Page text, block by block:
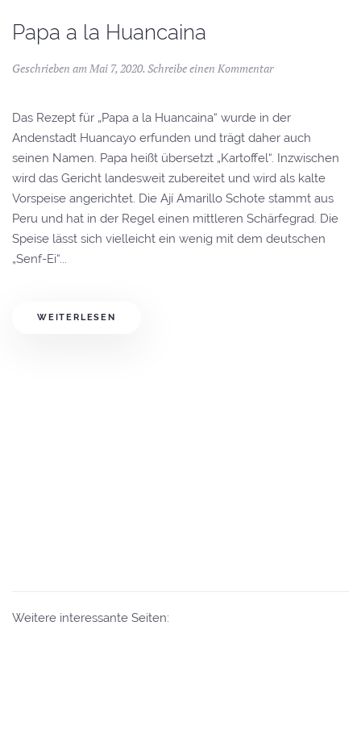
Papa a la Huancaina
Geschrieben amMai 7, 2020. Schreibe einen Kommentar
Das Rezept für „Papa a la Huancaina“ wurde in der
Andenstadt Huancayo erfunden und trägt daher auch
seinen Namen. Papa heißt übersetzt „Kartoffel“. Inzwischen
wird das Gericht landesweit zubereitet und wird als kalte
Vorspeise angerichtet. Die Ají Amarillo Schote stammt aus
Peru und hat in der Regel einen mittleren Schärfegrad. Die
Speise lässt sich vielleicht ein wenig mit dem deutschen
„Senf-Ei“...
WEITERLESEN
Weitere interessante Seiten: